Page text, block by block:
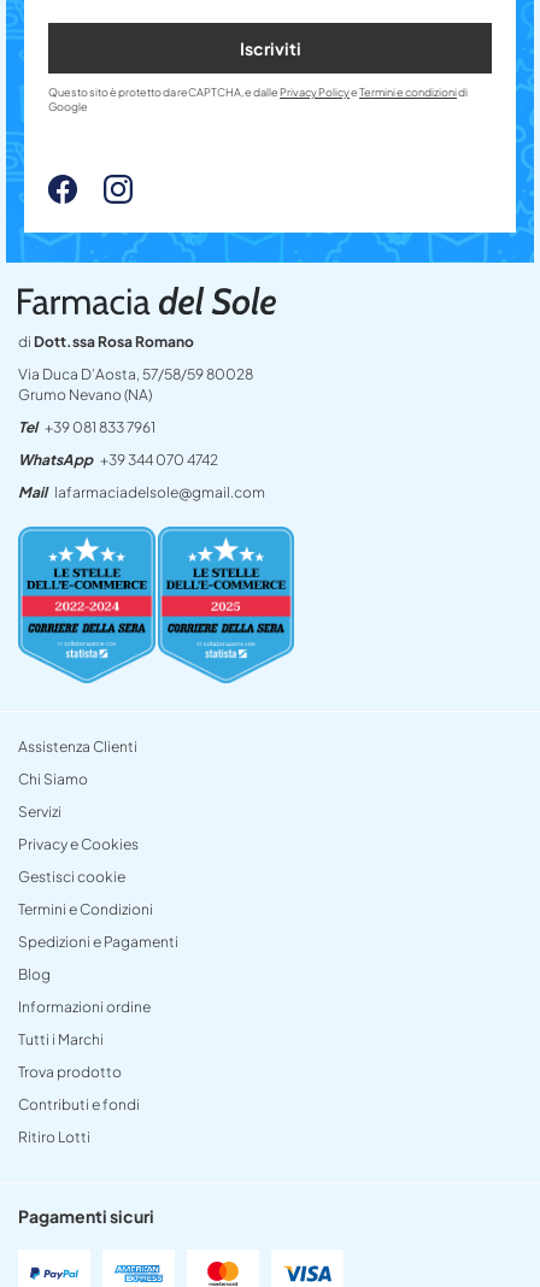
di Dott.ssa Rosa Romano
Via Duca D’Aosta, 57/58/59 80028
Grumo Nevano (NA)
Tel +39 081 833 7961
WhatsApp +39 344 070 4742
Mail lafarmaciadelsole@gmail.com
Assistenza Clienti
Chi Siamo
Servizi
Privacy e Cookies
Gestisci cookie
Termini e Condizioni
Spedizioni e Pagamenti
Blog
Informazioni ordine
Tutti i Marchi
Trova prodotto
Contributi e fondi
Ritiro Lotti
Pagamenti sicuri
Iscriviti
Questo sito è protetto da reCAPTCHA, e dalle Privacy PolicyeTermini e condizionidi
Google